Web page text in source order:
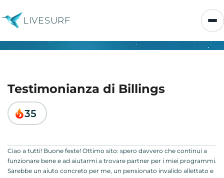
LIVESURF
Testimonianza di Billings
35
Ciao a tutti! Buone feste! Ottimo sito: spero davvero che continui a
funzionare bene e ad aiutarmi a trovare partner per i miei programmi.
Sarebbe un aiuto concreto per me, un pensionato invalido allettato e